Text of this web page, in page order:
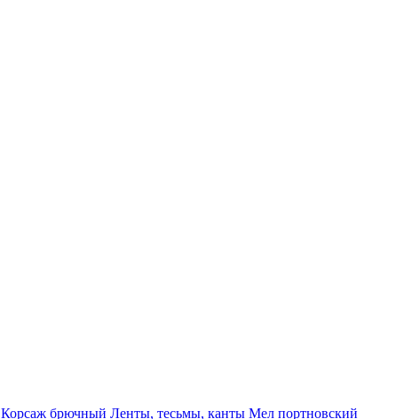
Корсаж брючный Ленты, тесьмы, канты Мел портновский